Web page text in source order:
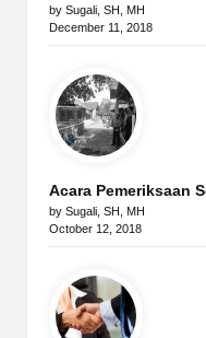
by Sugali, SH, MH
December 11, 2018
Acara Pemeriksaan
by Sugali, SH, MH
October 12, 2018